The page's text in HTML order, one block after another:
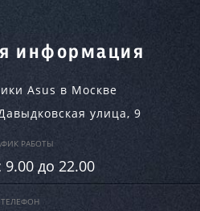
информация
Asus в Москве
улица, 9
РАБОТЫ
до 22.00
ТЕЛЕФОН